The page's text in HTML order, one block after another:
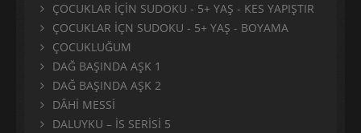
ÇOCUKLAR İÇİN SUDOKU - 5+ YAŞ - KES YAPIŞTIR
ÇOCUKLAR İÇN SUDOKU - 5+ YAŞ - BOYAMA
ÇOCUKLUĞUM
DAĞ BAŞINDA AŞK 1
DAĞ BAŞINDA AŞK 2
DÂHİ MESSİ
DALUYKU – İS SERİSİ 5